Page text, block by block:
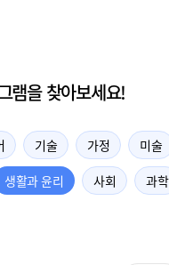
램을 찾아보세요!
기술 가정 미술
생활과 윤리 사회 과학